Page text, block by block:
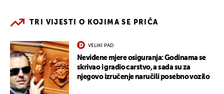
TRI VIJESTI O KOJIMA SE PRIČA
VELIKI PAD
Neviđene mjere osiguranja: Godinama se
skrivao i gradio carstvo, a sada su za
njegovo izručenje naručili posebno vozilo